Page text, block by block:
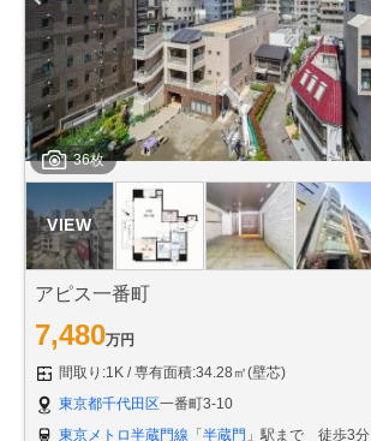
36枚
アピス一番町
7,480万円
間取り:1K
専有面積:34.28㎡(壁芯)
東京都千代田区一番町3-10
東京メトロ半蔵門線 「半蔵門 」駅まで 徒歩3分